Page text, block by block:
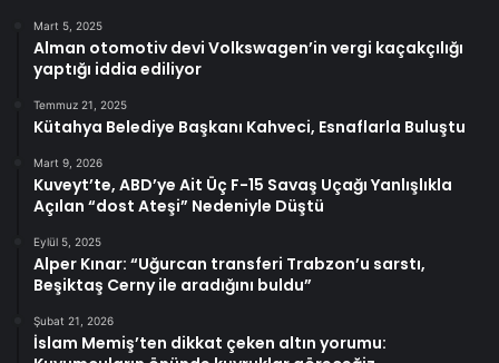
Mart 5, 2025
Alman otomotiv devi Volkswagen’in vergi kaçakçılığı
yaptığı iddia ediliyor
Temmuz 21, 2025
Kütahya Belediye Başkanı Kahveci, Esnaflarla Buluştu
Mart 9, 2026
Kuveyt’te, ABD’ye Ait Üç F-15 Savaş Uçağı Yanlışlıkla
Açılan “dost Ateşi” Nedeniyle Düştü
Eylül 5, 2025
Alper Kınar: “Uğurcan transferi Trabzon’u sarstı,
Beşiktaş Cerny ile aradığını buldu”
Şubat 21, 2026
İslam Memiş’ten dikkat çeken altın yorumu: